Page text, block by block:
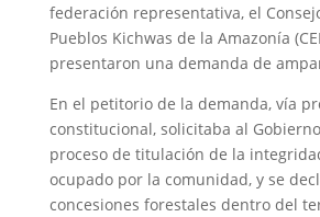
federación representativa, el
Pueblos Kichwas de la Amazonía
presentaron una demanda de
En el petitorio de la demanda, vía
constitucional, solicitaba al
proceso de titulación de la
ocupado por la comunidad, y se
concesiones forestales dentro del